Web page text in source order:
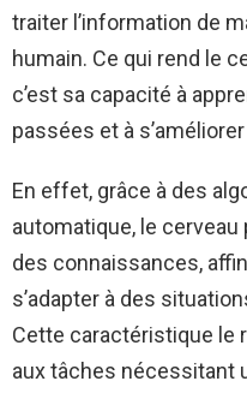
traiter l’information de
humain. Ce qui rend le
c’est sa capacité à
passées et à
En effet, grâce à des
automatique, le
des connaissances,
s’adapter à des
Cette caractéristique le
aux tâches nécessitant